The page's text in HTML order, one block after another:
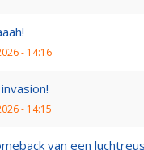
- 14:16
- 14:15
van een luchtreus